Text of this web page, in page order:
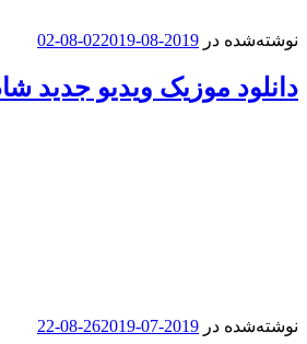
نوشته‌شده در 2019-08-02
2019-08-02
دانلود موزیک ویدیو جدید
نوشته‌شده در 2019-07-26
2019-08-22